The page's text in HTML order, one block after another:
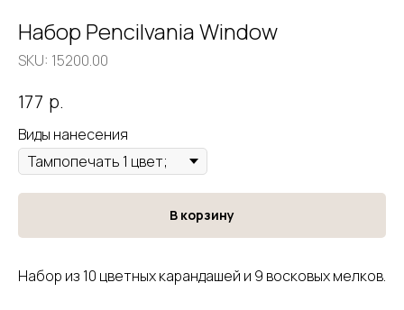
Набор Pencilvania Window
SKU: 15200.00
177 р.
Виды нанесения
В корзину
Набор из 10 цветных карандашей и 9 восковых мелков.